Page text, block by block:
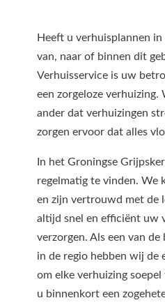
Heeft u verhuisplannen
van, naar of binnen dit
Verhuisservice is uw
een zorgeloze verhuizing.
ander dat verhuizingen
zorgen ervoor dat alles
In het Groningse
regelmatig te vinden. We
en zijn vertrouwd met de
altijd snel en efficiënt uw
verzorgen. Als een van
in de regio hebben wij de
om elke verhuizing
u binnenkort een